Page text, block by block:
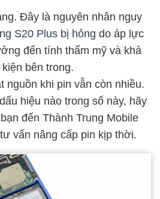
Đây là nguyên nhân nguy
S20 Plus bị hỏng do áp lực
đến tính thẩm mỹ và khả
bên trong.
nguồn khi pin vẫn còn nhiều.
hiệu nào trong số này, hãy
đến Thành Trung Mobile
vấn nâng cấp pin kịp thời.